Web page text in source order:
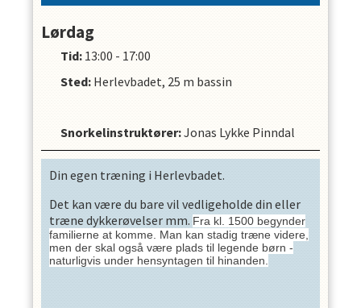
Lørdag
Tid: 13:00 - 17:00
Sted: Herlevbadet, 25 m bassin
Snorkelinstruktører:Jonas Lykke Pinndal
Din egen træning i Herlevbadet.
Det kan være du bare vil vedligeholde din eller
træne dykkerøvelser mm. Fra kl. 1500 begynder
familierne at komme. Man kan stadig træne videre,
men der skal også være plads til legende børn -
naturligvis under hensyntagen til hinanden.